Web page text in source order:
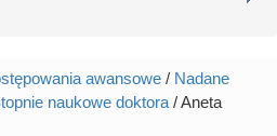
awansowe / Nadane
naukowe doktora / Aneta